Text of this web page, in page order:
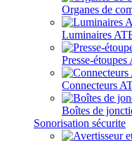
Organes de
Luminaires
Presse-
Connecteurs
Boîtes de
Sonorisation sécurite